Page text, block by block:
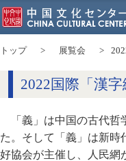
トップ 展覧会
2022国際「漢
「義」は中国の古代
た。そして「義」は新時
好協会が主催し、人民網